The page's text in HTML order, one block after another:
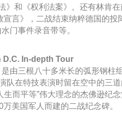
》和《权利法案》。还有林肯在
言》，二战结束纳粹德国的投
门事件录音带等。
D.C. In-depth Tour
由三根八十多米长的弧形钢柱
队在特技表演时留在空中的三
生而平等”伟大理念的杰佛逊纪
美国军人而建的二战纪念碑。